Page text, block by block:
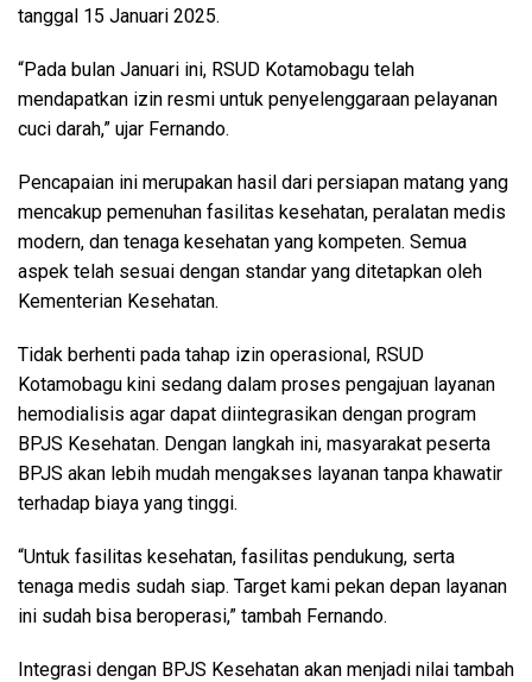
tanggal 15 Januari 2025.
“Pada bulan Januari ini, RSUD Kotamobagu telah
mendapatkan izin resmi untuk penyelenggaraan pelayanan
cuci darah,” ujar Fernando.
Pencapaian ini merupakan hasil dari persiapan matang yang
mencakup pemenuhan fasilitas kesehatan, peralatan medis
modern, dan tenaga kesehatan yang kompeten. Semua
aspek telah sesuai dengan standar yang ditetapkan oleh
Kementerian Kesehatan.
Tidak berhenti pada tahap izin operasional, RSUD
Kotamobagu kini sedang dalam proses pengajuan layanan
hemodialisis agar dapat diintegrasikan dengan program
BPJS Kesehatan. Dengan langkah ini, masyarakat peserta
BPJS akan lebih mudah mengakses layanan tanpa khawatir
terhadap biaya yang tinggi.
“Untuk fasilitas kesehatan, fasilitas pendukung, serta
tenaga medis sudah siap. Target kami pekan depan layanan
ini sudah bisa beroperasi,” tambah Fernando.
Integrasi dengan BPJS Kesehatan akan menjadi nilai tambah